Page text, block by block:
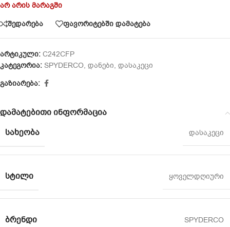
არ არის მარაგში
შედარება
ფავორიტებში დამატება
არტიკული: C242CFP
კატეგორია: SPYDERCO, დანები, დასაკეცი
გაზიარება:
დამატებითი ინფორმაცია
ᲡᲐᲮᲔᲝᲑᲐ
დასაკეცი
ᲡᲢᲘᲚᲘ ყოველდღიური
ᲑᲠᲔᲜᲓᲘ SPYDERCO